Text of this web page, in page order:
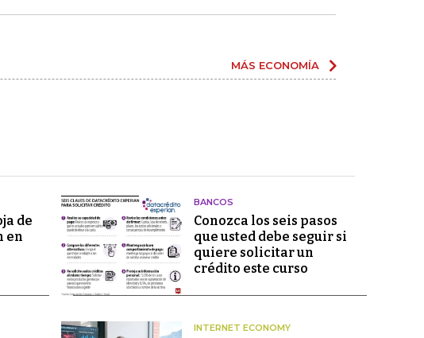
MÁS ECONOMÍA
de
en
BANCOS
Conozca los seis pasos
que usted debe seguir si
quiere solicitar un
crédito este curso
INTERNET ECONOMY